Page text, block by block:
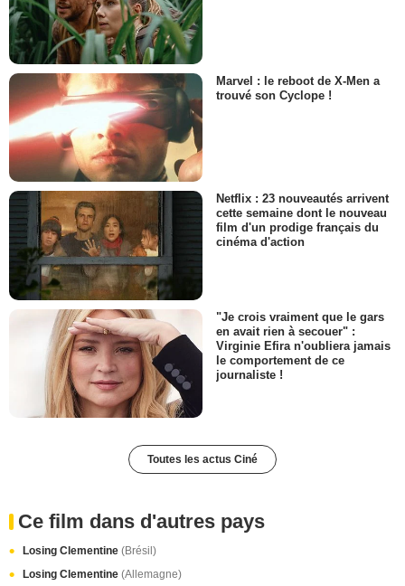
Marvel : le reboot de X-Men a
trouvé son Cyclope !
Netflix : 23 nouveautés arrivent
cette semaine dont le nouveau
film d'un prodige français du
cinéma d'action
"Je crois vraiment que le gars
en avait rien à secouer" :
Virginie Efira n'oubliera jamais
le comportement de ce
journaliste !
Toutes les actus Ciné
Ce film dans d'autres pays
Losing Clementine (Brésil)
Losing Clementine (Allemagne)